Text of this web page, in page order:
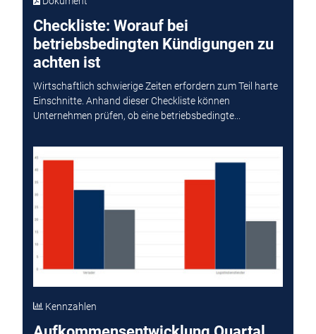
Checkliste: Worauf bei
betriebsbedingten Kündigungen zu
achten ist
Wirtschaftlich schwierige Zeiten erfordern zum Teil harte
Einschnitte. Anhand dieser Checkliste können
Unternehmen prüfen, ob eine betriebsbedingte...
Kennzahlen